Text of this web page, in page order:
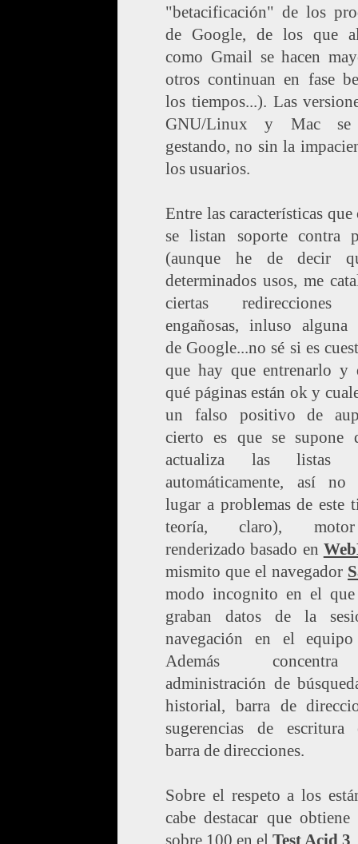
"betacificación" de los
de Google, de los que
como Gmail se hacen
otros continuan en fase
los tiempos...). Las
GNU/Linux y Mac se
gestando, no sin la
los usuarios.
Entre las características que
se listan soporte contra
(aunque he de decir
determinados usos, me
ciertas redirecciones
engañosas, inluso alguna
de Google...no sé si es
que hay que entrenarlo y
qué páginas están ok y
un falso positivo de
cierto es que se supone
actualiza las listas
automáticamente, así no
lugar a problemas de este
teoría, claro),
renderizado basado en
mismito que el navegador
modo incognito en el
graban datos de la
navegación en el
Además
administración de
historial, barra de
sugerencias de
barra de direcciones.
Sobre el respeto a los
cabe destacar que
sobre 100 en el Test Acid 3.